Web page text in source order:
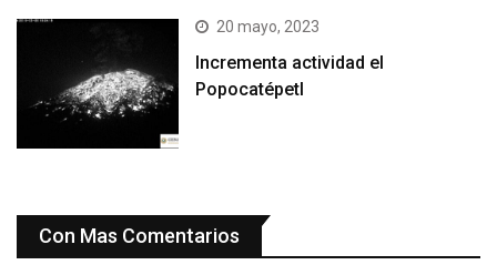
20 mayo, 2023
Incrementa actividad el
Popocatépetl
Con Mas Comentarios